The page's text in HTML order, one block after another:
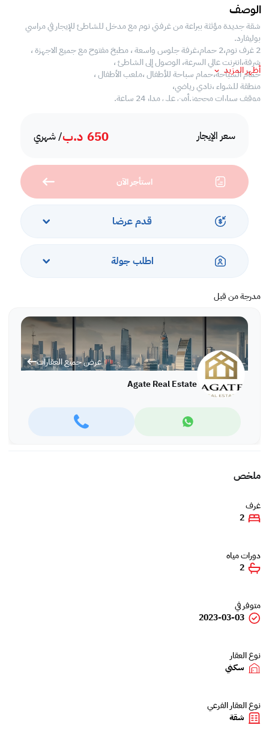
سعر الإيجار 650 د.ب/ شهري
استأجر الآن
قدم عرضا
اطلب جولة
مدرجة من قبل
عرض جميع العقارات
Agate Real Estate
الوصف
شقة جديدة مؤثثة ببراعة من غرفتي نوم مع مدخل للشاطئ للإيجار في مراسي
بوليفارد.
2 غرف نوم،2 حمام،غرفة جلوس واسعة ، مطبخ مفتوح مع جميع الاجهزة ،
شرفة،انترنت عالي السرعة، الوصول إلى الشاطئ ،
حمام السباحة،حمام سباحة للأطفال ،ملعب الأطفال ،
منطقة للشواء ،نادي رياضي،
موقف سيارات محجوز.أمن على مدار 24 ساعة.
أظهر المزيد
ملخص
غرف
2
دورات مياه
2
متوفر في
2023-03-03
نوع العقار
سكني
نوع العقار الفرعي
شقة